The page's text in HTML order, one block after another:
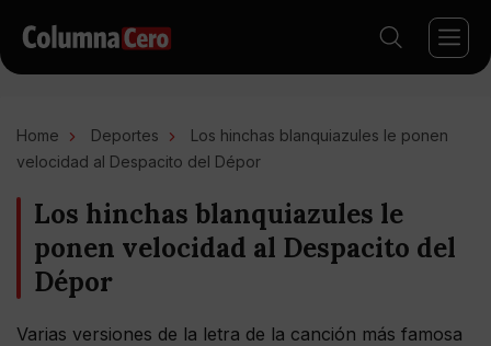
Home Deportes
Los hinchas blanquiazules le ponen
velocidad al Despacito del Dépor
Los hinchas blanquiazules le
ponen velocidad al Despacito del
Dépor
Varias versiones de la letra de la canción más famosa